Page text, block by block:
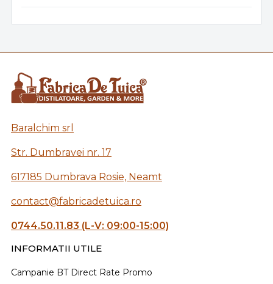
Baralchim srl
Str. Dumbravei nr. 17
617185 Dumbrava Rosie, Neamt
contact@fabricadetuica.ro
0744.50.11.83 (L-V: 09:00-15:00)
INFORMATII UTILE
Campanie BT Direct Rate Promo